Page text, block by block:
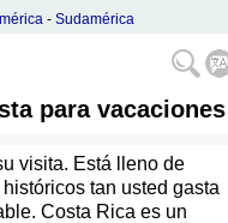
- Sudamérica
para vacaciones
visita. Está lleno de
tan usted gasta
Costa Rica es un